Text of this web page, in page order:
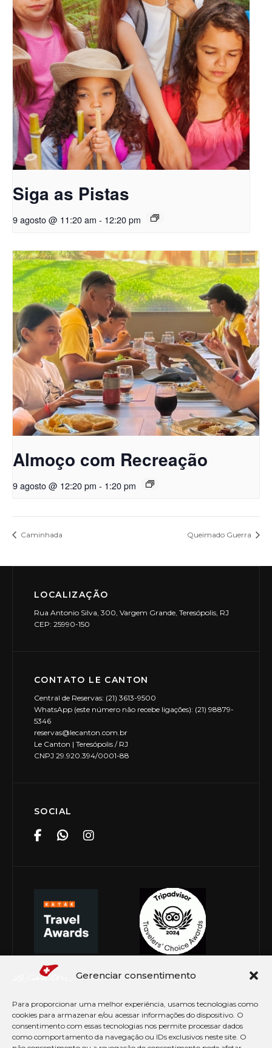
Gerenciar consentimento
Para proporcionar uma melhor experiência, usamos tecnologias como
cookies para armazenar e/ou acessar informações do dispositivo. O
consentimento com essas tecnologias nos permite processar dados
como comportamento da navegação ou IDs exclusivos neste site. O
Siga as Pistas
9 agosto @ 11:20 am - 12:20 pm
Almoço com Recreação
9 agosto @ 12:20 pm - 1:20 pm
Caminhada Queimado Guerra
LOCALIZAÇÃO
Rua Antonio Silva, 300, Vargem Grande, Teresópolis, RJ
CEP: 25990-150
CONTATO LE CANTON
Central de Reservas: (21) 3613-9500
WhatsApp (este número não recebe ligações): (21) 98879-
5346
reservas@lecanton.com.br
Le Canton | Teresópolis / RJ
CNPJ 29.920.394/0001-88
SOCIAL